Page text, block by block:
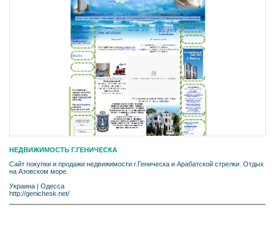
НЕДВИЖИМОСТЬ Г.ГЕНИЧЕСКА
Сайт покупки и продажи недвижимости г.Геническа и Арабатской стрелки. Отдых
на Азовском море.
Украина | Одесса
http://genichesk.net/